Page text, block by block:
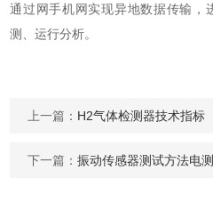
通过网手机网实现异地数据传输，
测、运行分析。
上一篇： H2气体检测器技术指标
下一篇：振动传感器测试方法电测